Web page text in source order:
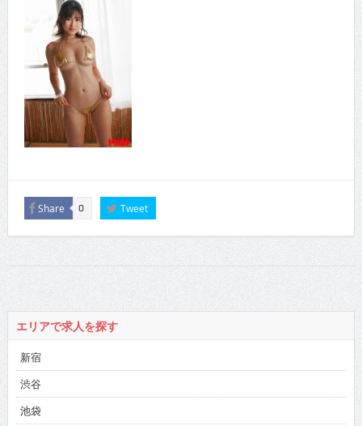
Share 0 Tweet
エリアで求人を探す
新宿
渋谷
池袋